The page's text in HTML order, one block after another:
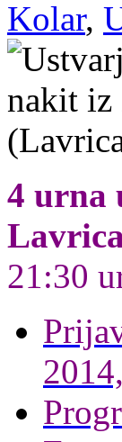
Kolar,
4 urna
21:30